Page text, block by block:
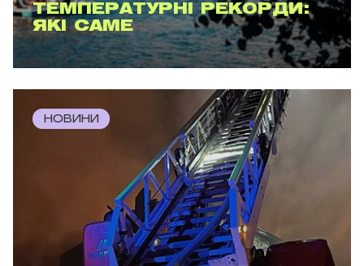
ТЕМПЕРАТУРНІ РЕКОРДИ:
ЯКІ САМЕ
НОВИНИ